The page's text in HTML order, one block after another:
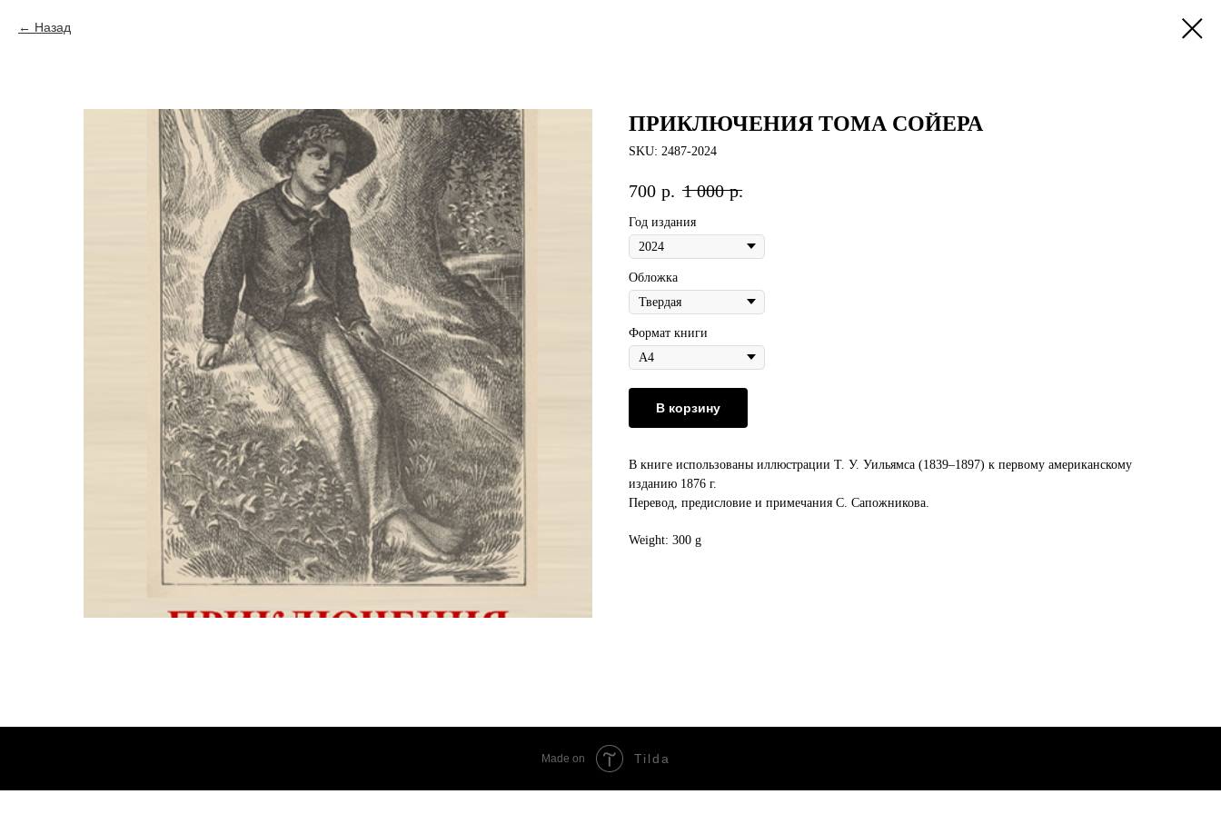
Назад
ПРИКЛЮЧЕНИЯ ТОМА СОЙЕРА
SKU: 2487-2024
700 р. 1 000 р.
Год издания
Обложка
Формат книги
В корзину
В книге использованы иллюстрации Т. У. Уильямса (1839–1897) к первому американскому
изданию 1876 г.
Перевод, предисловие и примечания С. Сапожникова.
Weight: 300 g
Made on Tilda